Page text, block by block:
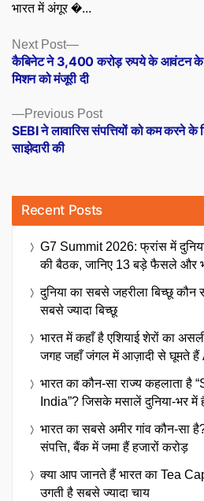
भारत में अंगूर �...
Posts
navigation
Previous PostPrevious
post:
SEBI ने लावारिस संपत्तियों को कम करने
साझेदारी की
Next Post
Next
post:
कैबिनेट ने 3,400 करोड़ रुपये के आवंटन के
मिशन को मंजूरी दी
Recent Posts
G7 Summit 2026: फ्रांस में
की बैठक, जानिए 13 बड़े फैसले और
दुनिया का सबसे जहरीला बिच्छू कौन
सबसे ज्यादा बिच्छू
भारत में कहाँ है एशियाई शेरों का
जगह जहाँ जंगल में आज़ादी से घूमते
भारत का कौन-सा राज्य कहलाता है
India”? जिसके मसालें दुनिया-भर में
भारत का सबसे अमीर गांव कौन-सा
संपत्ति, बैंक में जमा हैं हजारों करोड़
क्या आप जानते हैं भारत का Tea
उगती है सबसे ज्यादा चाय